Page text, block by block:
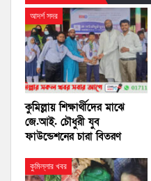
আদর্শ সদর
কুমিল্লায় শিক্ষার্থীদের মাঝে
জে.আই. চৌধুরী যুব
ফাউন্ডেশনের চারা বিতরণ
কুমিল্লার খবর